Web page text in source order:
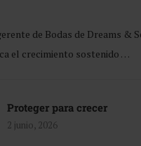
de Bodas de Dreams &
el crecimiento sostenido …
Proteger para crecer
2 junio, 2026